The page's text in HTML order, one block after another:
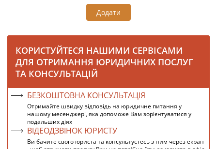
Додати
КОРИСТУЙТЕСЯ НАШИМИ СЕРВІСАМИ
ДЛЯ ОТРИМАННЯ ЮРИДИЧНИХ ПОСЛУГ
ТА КОНСУЛЬТАЦІЙ
БЕЗКОШТОВНА КОНСУЛЬТАЦІЯ
Отримайте швидку відповідь на юридичне питання у
нашому месенджері, яка допоможе Вам зорієнтуватися у
подальших діях
ВІДЕОДЗВІНОК ЮРИСТУ
Ви бачите свого юриста та консультуєтесь з ним через екран